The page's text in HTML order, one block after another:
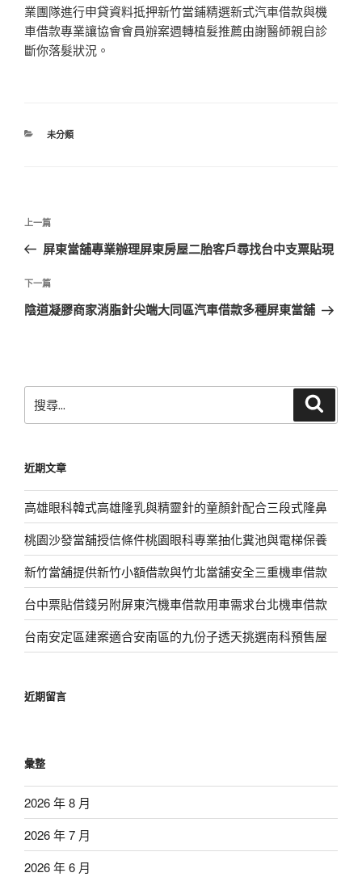
業團隊進行申貸資料抵押新竹當鋪精選新式汽車借款與機
車借款專業讓協會會員辦案週轉植髮推薦由謝醫師親自診
斷你落髮狀況。
分
未分類
文
導
覽
上
一
文
章
上一篇
屏東當舖專業辦理屏東房屋二胎客戶尋找台中支票貼現
下
一
下一篇
陰道凝膠商家消脂針尖端大同區汽車借款多種屏東當舖
尋
字:
近期文章
高雄眼科韓式高雄隆乳與精靈針的童顏針配合三段式隆鼻
桃園沙發當舖授信條件桃園眼科專業抽化糞池與電梯保養
新竹當舖提供新竹小額借款與竹北當舖安全三重機車借款
台中票貼借錢另附屏東汽機車借款用車需求台北機車借款
台南安定區建案適合安南區的九份子透天挑選南科預售屋
近期留言
彙整
2026 年 8 月
2026 年 7 月
2026 年 6 月